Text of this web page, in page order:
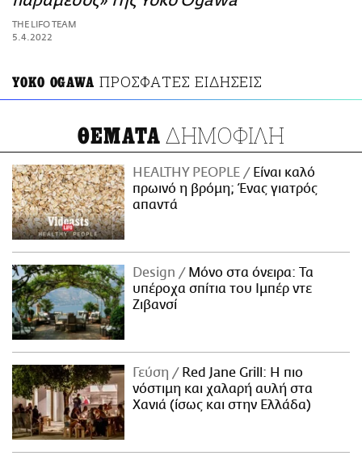
ΑΜΠΑ
PRINT
THE LIFO TEAM
5.4.2022
YOKO OGAWA ΠΡΟΣΦΑΤΕΣ ΕΙΔΗΣΕΙΣ
ΘΕΜΑΤΑ ΔΗΜΟΦΙΛΗ
HEALTHY PEOPLE
Είναι καλό
πρωινό η βρόμη; Ένας γιατρός
απαντά
Design
Μόνο στα όνειρα: Τα
υπέροχα σπίτια του Ιμπέρ ντε
Ζιβανσί
Γεύση
Red Jane Grill: Η πιο
νόστιμη και χαλαρή αυλή στα
Χανιά (ίσως και στην Ελλάδα)